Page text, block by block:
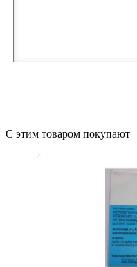
С этим товаром покупают